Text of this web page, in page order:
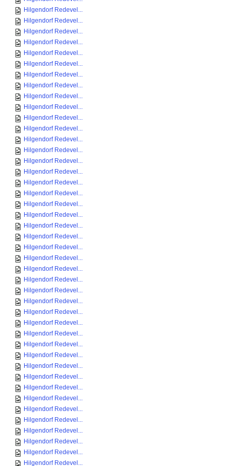
Hilgendorf Redevel...
Hilgendorf Redevel...
Hilgendorf Redevel...
Hilgendorf Redevel...
Hilgendorf Redevel...
Hilgendorf Redevel...
Hilgendorf Redevel...
Hilgendorf Redevel...
Hilgendorf Redevel...
Hilgendorf Redevel...
Hilgendorf Redevel...
Hilgendorf Redevel...
Hilgendorf Redevel...
Hilgendorf Redevel...
Hilgendorf Redevel...
Hilgendorf Redevel...
Hilgendorf Redevel...
Hilgendorf Redevel...
Hilgendorf Redevel...
Hilgendorf Redevel...
Hilgendorf Redevel...
Hilgendorf Redevel...
Hilgendorf Redevel...
Hilgendorf Redevel...
Hilgendorf Redevel...
Hilgendorf Redevel...
Hilgendorf Redevel...
Hilgendorf Redevel...
Hilgendorf Redevel...
Hilgendorf Redevel...
Hilgendorf Redevel...
Hilgendorf Redevel...
Hilgendorf Redevel...
Hilgendorf Redevel...
Hilgendorf Redevel...
Hilgendorf Redevel...
Hilgendorf Redevel...
Hilgendorf Redevel...
Hilgendorf Redevel...
Hilgendorf Redevel...
Hilgendorf Redevel...
Hilgendorf Redevel...
Hilgendorf Redevel...